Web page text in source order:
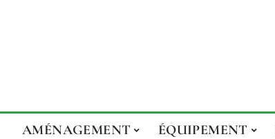
AMÉNAGEMENT ÉQUIPEMENT